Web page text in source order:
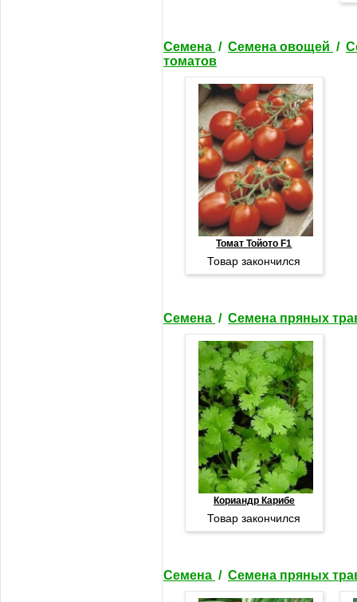
Семена / Семена овощей /
томатов
Томат Тойото F1
Товар закончился
Семена / Семена пряных
Кориандр Карибе
Товар закончился
Семена / Семена пряных